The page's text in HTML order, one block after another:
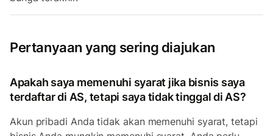
Pertanyaan yang sering diajukan
Apakah saya memenuhi syarat jika bisnis saya
terdaftar di AS, tetapi saya tidak tinggal di AS?
Akun pribadi Anda tidak akan memenuhi syarat, tetapi